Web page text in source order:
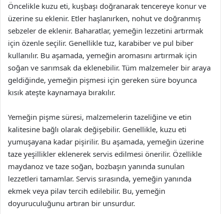
Öncelikle kuzu eti, kuşbaşı doğranarak tencereye konur ve
üzerine su eklenir. Etler haşlanırken, nohut ve doğranmış
sebzeler de eklenir. Baharatlar, yemeğin lezzetini artırmak
için özenle seçilir. Genellikle tuz, karabiber ve pul biber
kullanılır. Bu aşamada, yemeğin aromasını artırmak için
soğan ve sarımsak da eklenebilir. Tüm malzemeler bir araya
geldiğinde, yemeğin pişmesi için gereken süre boyunca
kısık ateşte kaynamaya bırakılır.
Yemeğin pişme süresi, malzemelerin tazeliğine ve etin
kalitesine bağlı olarak değişebilir. Genellikle, kuzu eti
yumuşayana kadar pişirilir. Bu aşamada, yemeğin üzerine
taze yeşillikler eklenerek servis edilmesi önerilir. Özellikle
maydanoz ve taze soğan, bozbaşın yanında sunulan
lezzetleri tamamlar. Servis sırasında, yemeğin yanında
ekmek veya pilav tercih edilebilir. Bu, yemeğin
doyuruculuğunu artıran bir unsurdur.